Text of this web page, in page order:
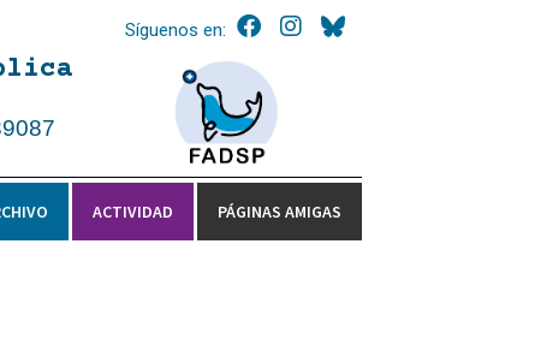
Síguenos en:
ACTIVIDAD PÁGINAS AMIGAS